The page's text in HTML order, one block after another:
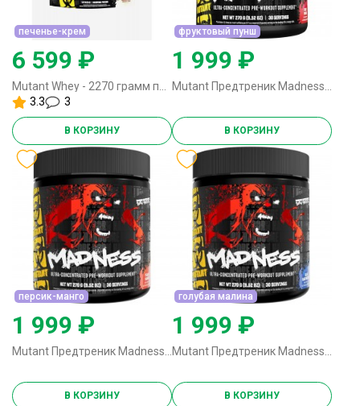
печенье-крем
6 599 ₽
3.3
3
В КОРЗИНУ
фруктовый пунш
1 999 ₽
В КОРЗИНУ
персик-манго
1 999 ₽
В КОРЗИНУ
голубая малина
1 999 ₽
В КОРЗИНУ